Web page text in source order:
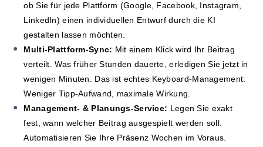
ob Sie für jede Plattform (Google, Facebook, Instagram,
LinkedIn) einen individuellen Entwurf durch die KI
gestalten lassen möchten.
Multi-Plattform-Sync: Mit einem Klick wird Ihr Beitrag
verteilt. Was früher Stunden dauerte, erledigen Sie jetzt in
wenigen Minuten. Das ist echtes Keyboard-Management:
Weniger Tipp-Aufwand, maximale Wirkung.
Management- & Planungs-Service: Legen Sie exakt
fest, wann welcher Beitrag ausgespielt werden soll.
Automatisieren Sie Ihre Präsenz Wochen im Voraus.